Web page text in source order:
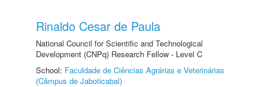
Rinaldo Cesar de Paula
National Council for Scientific and Technological
Development (CNPq) Research Fellow - Level C
School: Faculdade de Ciências Agrárias e Veterinárias
(Câmpus de Jaboticabal)